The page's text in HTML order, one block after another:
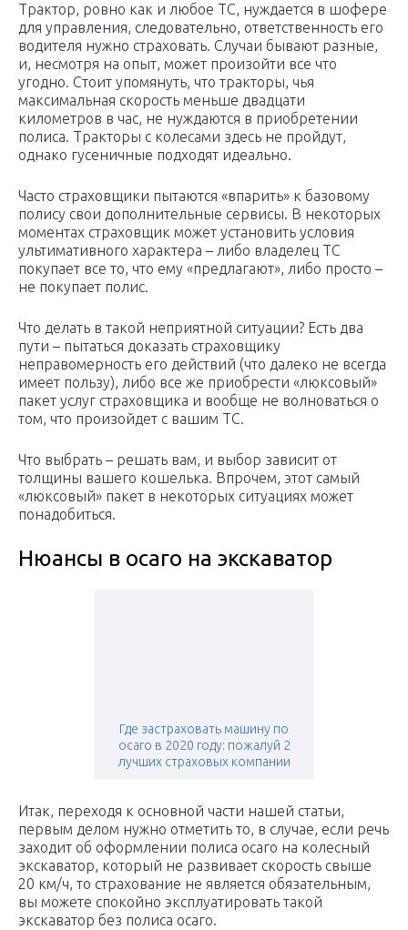
Трактор, ровно как и любое ТС, нуждается в шофере
для управления, следовательно, ответственность его
водителя нужно страховать. Случаи бывают разные,
и, несмотря на опыт, может произойти все что
угодно. Стоит упомянуть, что тракторы, чья
максимальная скорость меньше двадцати
километров в час, не нуждаются в приобретении
полиса. Тракторы с колесами здесь не пройдут,
однако гусеничные подходят идеально.
Часто страховщики пытаются «впарить» к базовому
полису свои дополнительные сервисы. В некоторых
моментах страховщик может установить условия
ультимативного характера – либо владелец ТС
покупает все то, что ему «предлагают», либо просто –
не покупает полис.
Что делать в такой неприятной ситуации? Есть два
пути – пытаться доказать страховщику
неправомерность его действий (что далеко не всегда
имеет пользу), либо все же приобрести «люксовый»
пакет услуг страховщика и вообще не волноваться о
том, что произойдет с вашим ТС.
Что выбрать – решать вам, и выбор зависит от
толщины вашего кошелька. Впрочем, этот самый
«люксовый» пакет в некоторых ситуациях может
понадобиться.
Нюансы в осаго на экскаватор
Где застраховать машину по
осаго в 2020 году: пожалуй 2
лучших страховых компании
Итак, переходя к основной части нашей статьи,
первым делом нужно отметить то, в случае, если речь
заходит об оформлении полиса осаго на колесный
экскаватор, который не развивает скорость свыше
20 км/ч, то страхование не является обязательным,
вы можете спокойно эксплуатировать такой
экскаватор без полиса осаго.